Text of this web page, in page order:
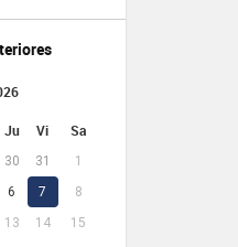
Ju Vi Sa
30 31
1
6 7
8
13 14
15